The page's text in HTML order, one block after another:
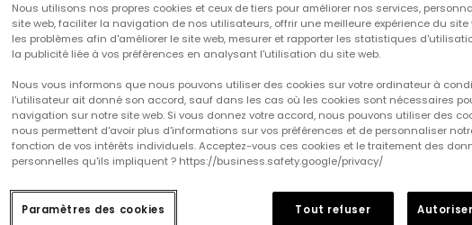
Nous utilisons nos propres cookies et ceux de tiers pour améliorer nos services,
site web, faciliter la navigation de nos utilisateurs, offrir une meilleure expérience du site
les problèmes afin d'améliorer le site web, mesurer et rapporter les statistiques
la publicité liée à vos préférences en analysant l'utilisation du site web.
Nous vous informons que nous pouvons utiliser des cookies sur votre ordinateur à
l'utilisateur ait donné son accord, sauf dans les cas où les cookies sont nécessaires
navigation sur notre site web. Si vous donnez votre accord, nous pouvons utiliser des
nous permettent d'avoir plus d'informations sur vos préférences et de personnaliser
fonction de vos intérêts individuels. Acceptez-vous ces cookies et le traitement des
personnelles qu'ils impliquent ? https://business.safety.google/privacy/
Paramètres des cookies Tout refuser